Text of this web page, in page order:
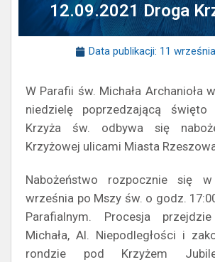
12.09.2021 Droga
Data publikacji: 11
W Parafii św. Michała Archanioła
niedzielę poprzedzającą święto
Krzyża św. odbywa się
Krzyżowej ulicami Miasta
Nabożeństwo rozpocznie się
września po Mszy św. o godz.
Parafialnym. Procesja
Michała, Al. Niepodległości i
rondzie pod Krzyżem